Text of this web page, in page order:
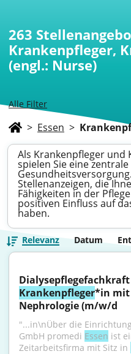
Alle Filter
263
Krankenpfleger,
(engl.: Nurse)
> Essen >
Als Krankenpfleger und
spielen Sie eine
Stellenanzeigen, die
Fähigkeiten in der
positiven Einfluss auf
haben.
Relevanz Datum
Krankenpfleger*in mit
Nephrologie (m/w/d
"...in\nÜber die
GmbH promedi Essen ist
Zeitarbeitsfirma mit Sitz in